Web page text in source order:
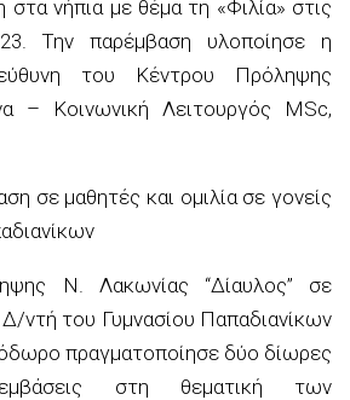
στα νήπια με θέμα τη «Φιλία» στις
Την παρέμβαση υλοποίησε η
του Κέντρου Πρόληψης
– Κοινωνική Λειτουργός MSc,
σε μαθητές και ομιλία σε γονείς
Ν.
Λακωνίας “Δίαυλος” σε
ντή του Γυμνασίου Παπαδιανίκων
πραγματοποίησε δύο δίωρες
στη θεματική των